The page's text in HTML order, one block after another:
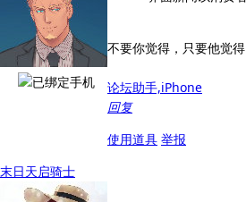
不要你觉得，只要他觉得
论坛助手,iPhone
回复
使用道具 举报
末日天启骑士